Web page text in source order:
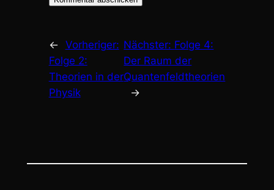
← Vorheriger:
Folge 2:
Theorien in der
Physik
Nächster: Folge 4:
Der Raum der
Quantenfeldtheorien
→